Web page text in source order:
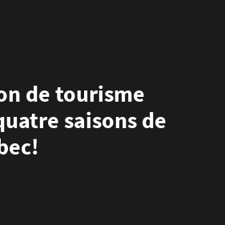
de tourisme
saisons de